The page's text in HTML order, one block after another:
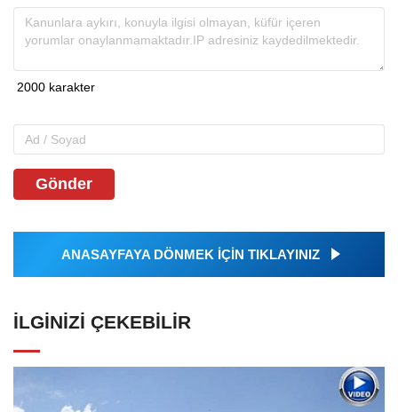
Gönder
ANASAYFAYA DÖNMEK İÇİN TIKLAYINIZ
İLGINIZI ÇEKEBILIR